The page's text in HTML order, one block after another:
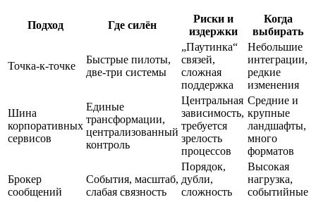
Подход Где силён
Риски и
издержки
Когда
выбирать
Точка‑к‑точке
Быстрые пилоты,
две‑три системы
„Паутинка“
связей,
сложная
поддержка
Небольшие
интеграции,
редкие
изменения
Шина
корпоративных
сервисов
Единые
трансформации,
централизованный
контроль
Центральная
зависимость,
требуется
зрелость
процессов
Средние и
крупные
ландшафты,
много
форматов
Брокер
сообщений
События, масштаб,
слабая связность
Порядок,
дубли,
сложность
Высокая
нагрузка,
событийные